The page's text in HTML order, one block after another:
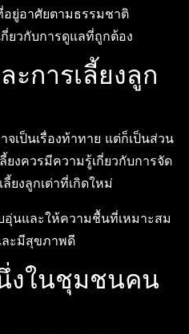
อยู่อาศัยตามธรรมชาติ
กี่ยวกับการดูแลที่ถูกต้อง
การเลี้ยงลูก
จเป็นเรื่องท้าทาย แต่ก็เป็นส่วน
ยงควรมีความรู้เกี่ยวกับการจัด
ยงลูกเต่าที่เกิดใหม่
อุ่นและให้ความชื้นที่เหมาะสม
ละมีสุขภาพดี
งในชุมชนคน